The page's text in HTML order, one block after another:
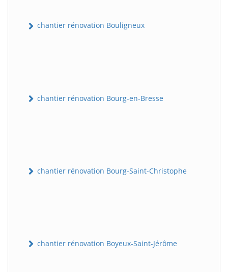
chantier rénovation Bouligneux
chantier rénovation Bourg-en-Bresse
chantier rénovation Bourg-Saint-Christophe
chantier rénovation Boyeux-Saint-Jérôme